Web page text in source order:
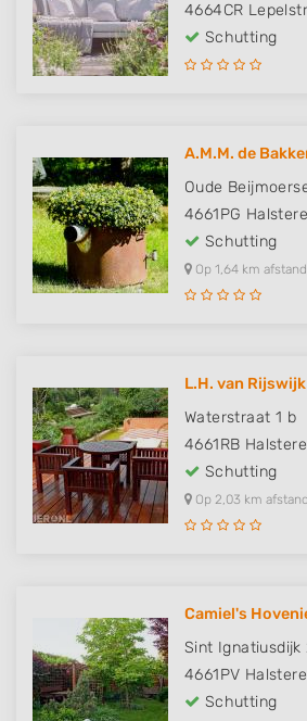
4664CR
Schutting
A.M.M. de
Oude
4661PG
Schutting
Op 1,64 km afstand
L.H. van
Waterstraat 1 b
4661RB
Schutting
Op 2,03 km afstand
Camiel's
Sint Ignatiusdijk
4661PV
Schutting